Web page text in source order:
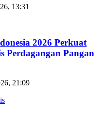
13:31
2026 Perkuat
Perdagangan Pangan
21:09